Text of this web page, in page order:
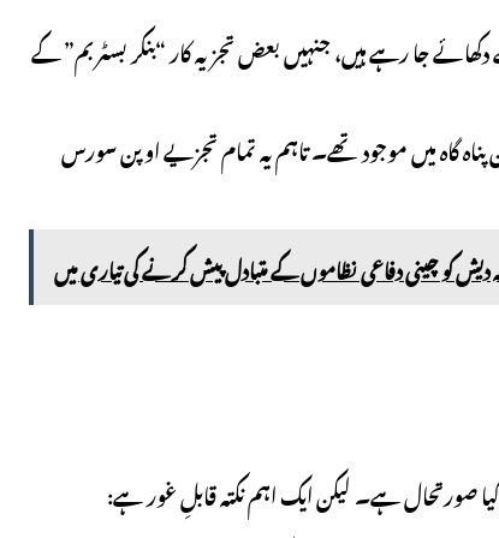
جا رہے ہیں، جنہیں بعض تجزیہ کار “بنکر بسٹر بم” کے
گاہ میں موجود تھے۔ تاہم یہ تمام تجزیے اوپن سورس
دیش کو چینی دفاعی نظاموں کے متبادل پیش کرنے کی تیاری میں
صورتحال ہے۔ لیکن ایک اہم نکتہ قابلِ غور ہے: